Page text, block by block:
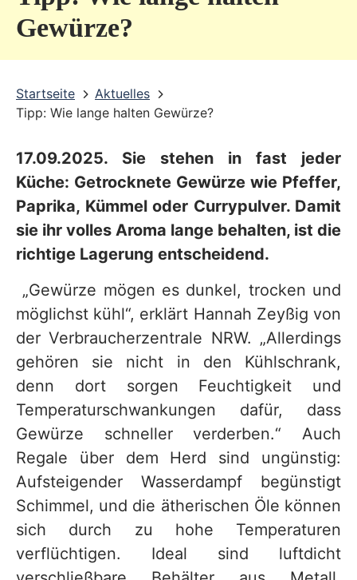
Gewürze?
Startseite
Aktuelles
Tipp: Wie lange halten Gewürze?
17.09.2025. Sie stehen in fast jeder
Küche: Getrocknete Gewürze wie Pfeffer,
Paprika, Kümmel oder Currypulver. Damit
sie ihr volles Aroma lange behalten, ist die
richtige Lagerung entscheidend.
„Gewürze mögen es dunkel, trocken und
möglichst kühl“, erklärt Hannah Zeyßig von
der Verbraucherzentrale NRW. „Allerdings
gehören sie nicht in den Kühlschrank,
denn dort sorgen Feuchtigkeit und
Temperaturschwankungen dafür, dass
Gewürze schneller verderben.“ Auch
Regale über dem Herd sind ungünstig:
Aufsteigender Wasserdampf begünstigt
Schimmel, und die ätherischen Öle können
sich durch zu hohe Temperaturen
verflüchtigen. Ideal sind luftdicht